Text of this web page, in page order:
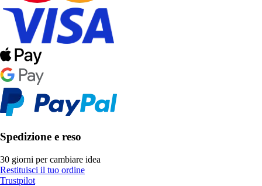
Spedizione e reso
30 giorni per cambiare idea
Restituisci il tuo ordine
Trustpilot